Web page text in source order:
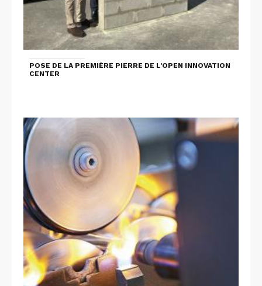
POSE DE LA PREMIÈRE PIERRE DE L'OPEN INNOVATION
CENTER